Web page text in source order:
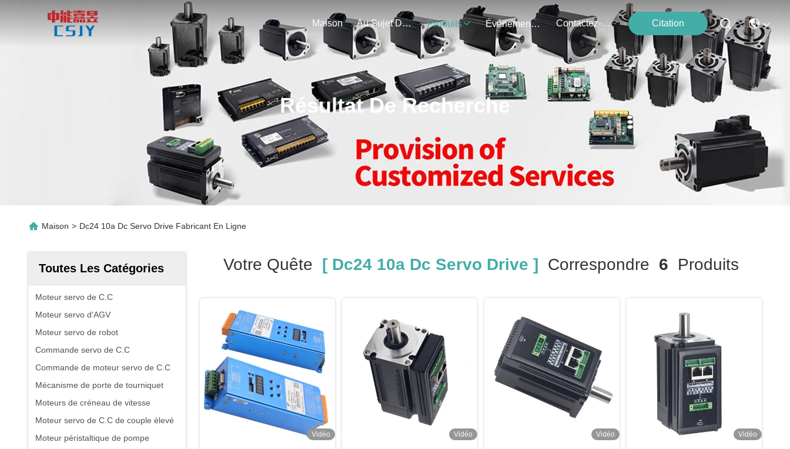
Maison Au Sujet De Nous Produits Événements Contactez-Nous Citation
Résultat De Recherche
Maison > Dc24 10a Dc Servo Drive Fabricant En Ligne
Toutes Les Catégories
Moteur servo de C.C
Moteur servo d'AGV
Moteur servo de robot
Commande servo de C.C
Commande de moteur servo de C.C
Mécanisme de porte de tourniquet
Moteurs de créneau de vitesse
Moteur servo de C.C de couple élevé
Moteur péristaltique de pompe
Votre Quête [ Dc24 10a Dc Servo Drive ] Correspondre 6 Produits
Vidéo Vidéo Vidéo Vidéo